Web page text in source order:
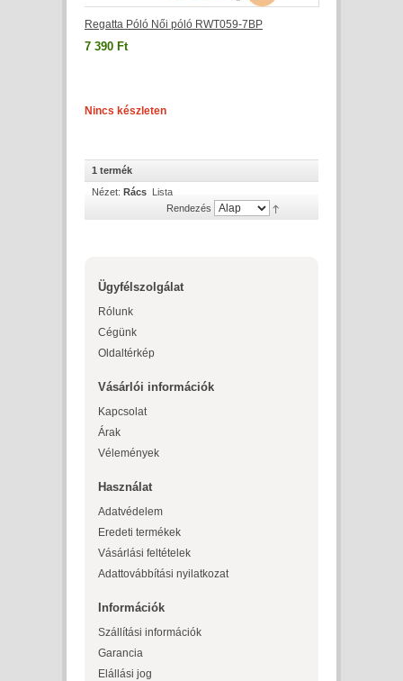
Regatta Póló Női póló RWT059-7BP
7 390 Ft
Nincs készleten
1 termék
Nézet: Rács Lista
Rendezés
Ügyfélszolgálat
Rólunk
Cégünk
Oldaltérkép
Vásárlói információk
Kapcsolat
Árak
Vélemények
Használat
Adatvédelem
Eredeti termékek
Vásárlási feltételek
Adattovábbítási nyilatkozat
Információk
Szállítási információk
Garancia
Elállási jog